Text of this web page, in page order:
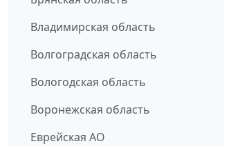
Владимирская область
Волгоградская область
Вологодская область
Воронежская область
Еврейская АО